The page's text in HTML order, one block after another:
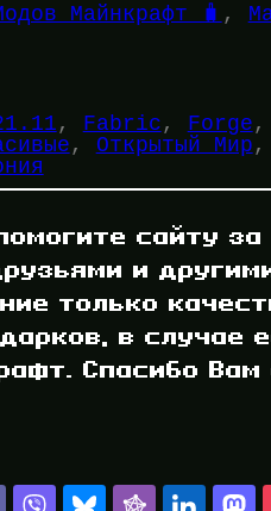
Майнкрафт 🧳 ,
, Fabric , Forge ,
, Открытый Мир ,
сайту за
и
только
в случае
Спасибо Вам